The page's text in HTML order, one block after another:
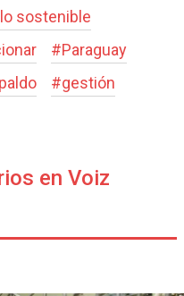
sostenible
#Paraguay
#gestión
en Voiz